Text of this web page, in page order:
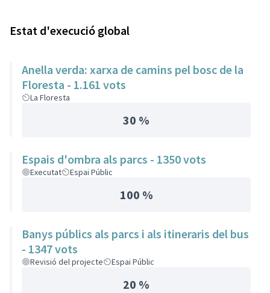
Estat d'execució global
Anella verda: xarxa de camins pel bosc de la
Floresta - 1.161 vots
La Floresta
30 %
Espais d'ombra als parcs - 1350 vots
Executat Espai Públic
100 %
Banys públics als parcs i als itineraris del bus
- 1347 vots
Revisió del projecte Espai Públic
20 %